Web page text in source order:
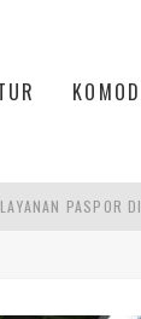
PASPOR
DI